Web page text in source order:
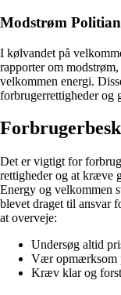
Modstrøm
I kølvandet på
rapporter om
velkommen energi.
forbrugerrettigheder og
Det er vigtigt for
rettigheder og at kræve
Energy og velkommen
blevet draget til ansvar
at overveje:
Undersøg altid
Vær opmærksom
Kræv klar og